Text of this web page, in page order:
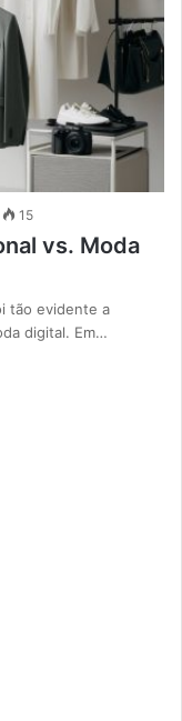
15
vs. Moda
tão evidente a
digital. Em…